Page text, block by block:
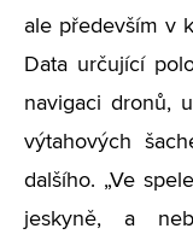
ale především v
Data určující
navigaci dronů,
výtahových
dalšího. „Ve
jeskyně, a